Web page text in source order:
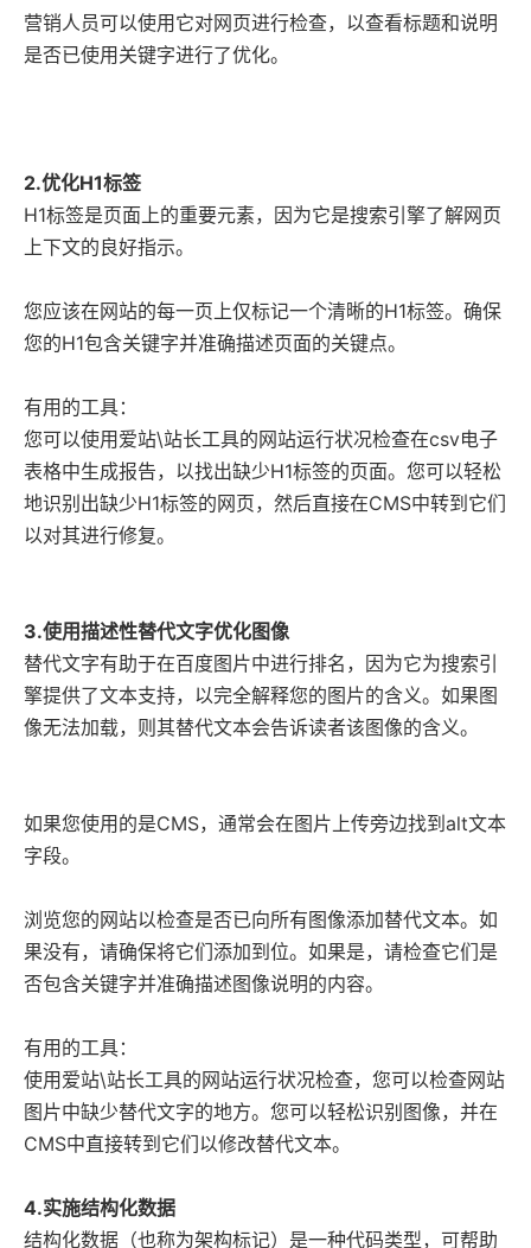
营销人员可以使用它对网页进行检查，以查看标题和说明
是否已使用关键字进行了优化。
2.优化H1标签
H1标签是页面上的重要元素，因为它是搜索引擎了解网页
上下文的良好指示。
您应该在网站的每一页上仅标记一个清晰的H1标签。确保
您的H1包含关键字并准确描述页面的关键点。
有用的工具：
您可以使用爱站\站长工具的网站运行状况检查在csv电子
表格中生成报告，以找出缺少H1标签的页面。您可以轻松
地识别出缺少H1标签的网页，然后直接在CMS中转到它们
以对其进行修复。
3.使用描述性替代文字优化图像
替代文字有助于在百度图片中进行排名，因为它为搜索引
擎提供了文本支持，以完全解释您的图片的含义。如果图
像无法加载，则其替代文本会告诉读者该图像的含义。
如果您使用的是CMS，通常会在图片上传旁边找到alt文本
字段。
浏览您的网站以检查是否已向所有图像添加替代文本。如
果没有，请确保将它们添加到位。如果是，请检查它们是
否包含关键字并准确描述图像说明的内容。
有用的工具：
使用 爱站\站长工具的网站运行状况检查，您可以检查网站
图片中缺少替代文字的地方。您可以轻松识别图像，并在
CMS中直接转到它们以修改替代文本。
4.实施结构化数据
结构化数据（也称为架构标记）是一种代码类型，可帮助